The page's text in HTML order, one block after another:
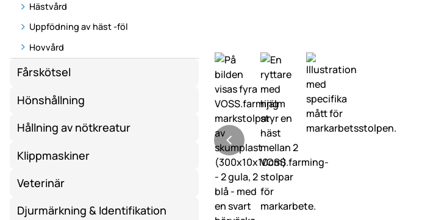
Hästvård
Uppfödning av häst -föl
Hovvård
Fårskötsel
Hönshållning
Hållning av nötkreatur
Klippmaskiner
Veterinär
Djurmärkning & Identifikation